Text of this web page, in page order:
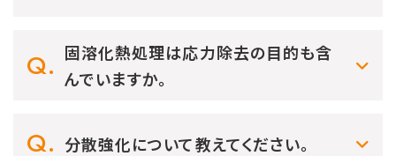
固溶化熱処理は応力除去の目的も含
んでいますか。
分散強化について教えてください。